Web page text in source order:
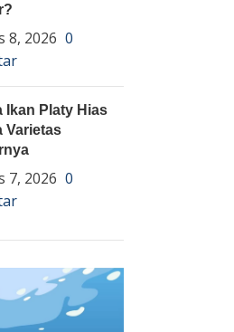
8, 2026 0
Ikan Platy Hias
Varietas
7, 2026 0